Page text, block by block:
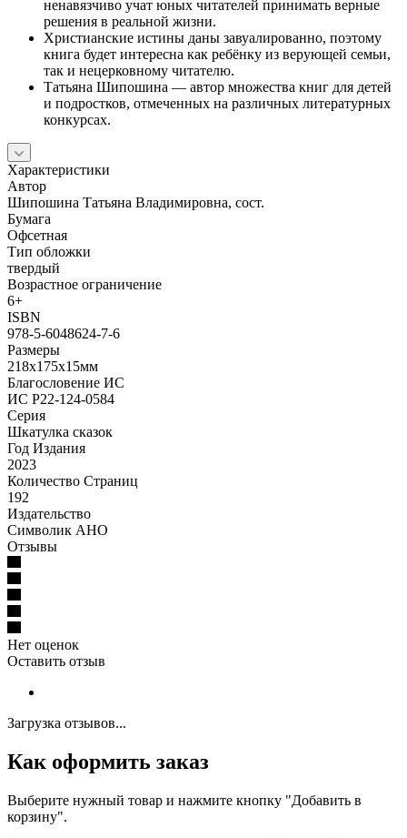
ненавязчиво учат юных читателей принимать верные
решения в реальной жизни.
Христианские истины даны завуалированно, поэтому
книга будет интересна как ребёнку из верующей семьи,
так и нецерковному читателю.
Татьяна Шипошина — автор множества книг для детей
и подростков, отмеченных на различных литературных
конкурсах.
Характеристики
Автор
Шипошина Татьяна Владимировна, сост.
Бумага
Офсетная
Тип обложки
твердый
Возрастное ограничение
6+
ISBN
978-5-6048624-7-6
Размеры
218х175х15мм
Благословение ИС
ИС Р22-124-0584
Серия
Шкатулка сказок
Год Издания
2023
Количество Страниц
192
Издательство
Символик АНО
Отзывы
Нет оценок
Оставить отзыв
Загрузка отзывов...
Как оформить заказ
Выберите нужный товар и нажмите кнопку "Добавить в
корзину".